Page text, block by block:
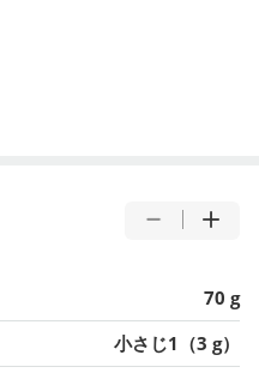
70 g
小さじ1（3 g）